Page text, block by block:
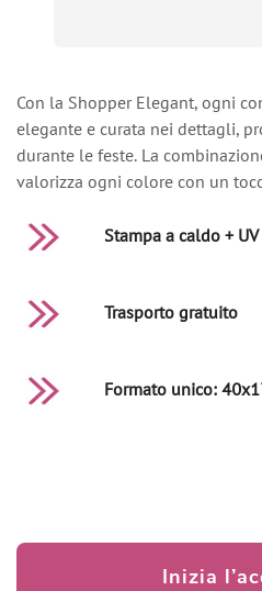
Con la Shopper Elegant, ogni
elegante e curata nei dettagli,
durante le feste. La
valorizza ogni colore con un
Stampa a caldo +
Trasporto gratuito
Formato unico:
Inizia